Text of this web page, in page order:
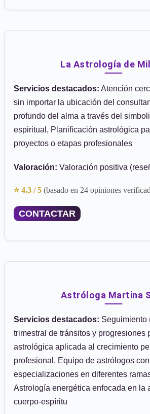
La Astrología de
Servicios destacados: Atención
sin importar la ubicación del
profundo del alma a través del
espiritual, Planificación astrológica
proyectos o etapas profesionales
Valoración: Valoración positiva
⭐ 4.3 / 5 (basado en 24 opiniones
CONTACTAR
Astróloga Martina
Servicios destacados: Seguimiento
trimestral de tránsitos y progresiones
astrológica aplicada al crecimiento
profesional, Equipo de astrólogos con
especializaciones en diferentes
Astrología energética enfocada en la
cuerpo-espíritu